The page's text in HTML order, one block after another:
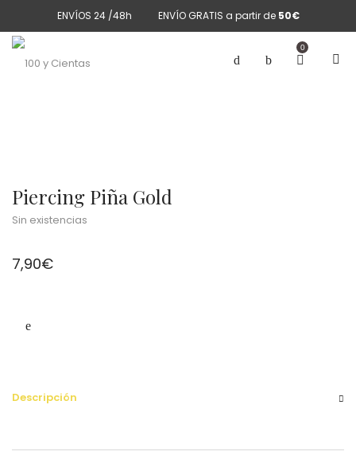
ENVÍOS 24 /48h ENVÍO GRATIS a partir de 50€
0
Piercing Piña Gold
Sin existencias
7,90€
Descripción